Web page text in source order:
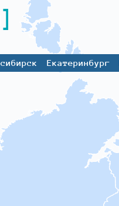
Екатеринбург